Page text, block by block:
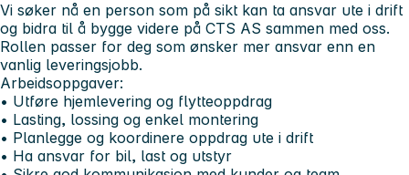
Vi søker nå en person som på sikt kan ta ansvar ute i drift
og bidra til å bygge videre på CTS AS sammen med oss.
Rollen passer for deg som ønsker mer ansvar enn en
vanlig leveringsjobb.
Arbeidsoppgaver:
• Utføre hjemlevering og flytteoppdrag
• Lasting, lossing og enkel montering
• Planlegge og koordinere oppdrag ute i drift
• Ha ansvar for bil, last og utstyr